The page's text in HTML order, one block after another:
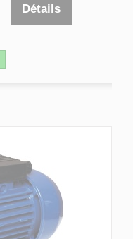
Détails